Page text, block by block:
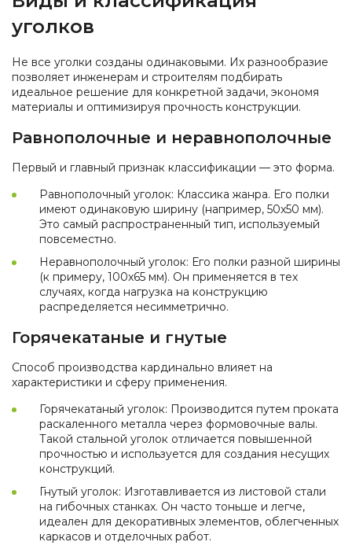
уголков
Не все уголки созданы одинаковыми. Их разнообразие
позволяет инженерам и строителям подбирать
идеальное решение для конкретной задачи, экономя
материалы и оптимизируя прочность конструкции.
Равнополочные и неравнополочные
Первый и главный признак классификации — это форма.
Равнополочный уголок: Классика жанра. Его полки
имеют одинаковую ширину (например, 50x50 мм).
Это самый распространенный тип, используемый
повсеместно.
Неравнополочный уголок: Его полки разной ширины
(к примеру, 100x65 мм). Он применяется в тех
случаях, когда нагрузка на конструкцию
распределяется несимметрично.
Горячекатаные и гнутые
Способ производства кардинально влияет на
характеристики и сферу применения.
Горячекатаный уголок: Производится путем проката
раскаленного металла через формовочные валы.
Такой стальной уголок отличается повышенной
прочностью и используется для создания несущих
конструкций.
Гнутый уголок: Изготавливается из листовой стали
на гибочных станках. Он часто тоньше и легче,
идеален для декоративных элементов, облегченных
каркасов и отделочных работ.